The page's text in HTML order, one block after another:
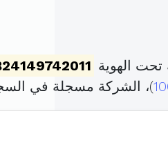
الهوية
)، الشركة مسجلة في